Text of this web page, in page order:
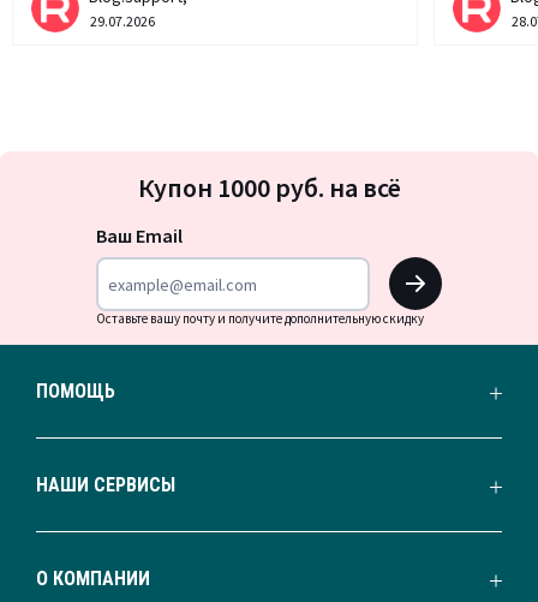
29.07.2026
Подписка
на
Купон 1000 руб. на всё
Ваш Email
OK
Оставьте вашу почту и получите дополнительную скидку
ПОМОЩЬ
НАШИ СЕРВИСЫ
О КОМПАНИИ